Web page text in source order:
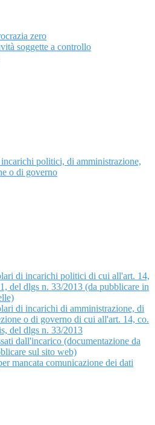
zero
soggette a controllo
politici, di amministrazione,
o di governo
di incarichi politici di cui all'art. 14,
del dlgs n. 33/2013 (da pubblicare in
di incarichi di amministrazione, di
o di governo di cui all'art. 14, co.
del dlgs n. 33/2013
dall'incarico (documentazione da
sul sito web)
mancata comunicazione dei dati